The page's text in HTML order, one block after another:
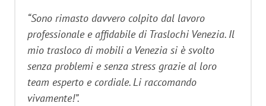
“Sono rimasto davvero colpito dal lavoro
professionale e affidabile di Traslochi Venezia. Il
mio trasloco di mobili a Venezia si è svolto
senza problemi e senza stress grazie al loro
team esperto e cordiale. Li raccomando
vivamente!”.